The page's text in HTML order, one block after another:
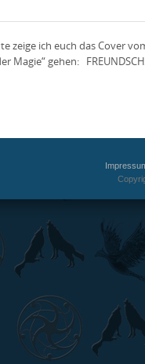
zeige ich euch das Cover
gehen: